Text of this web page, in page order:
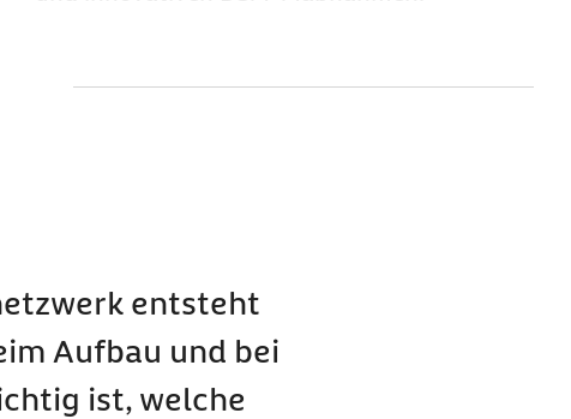
entsteht
Aufbau und bei
ist, welche